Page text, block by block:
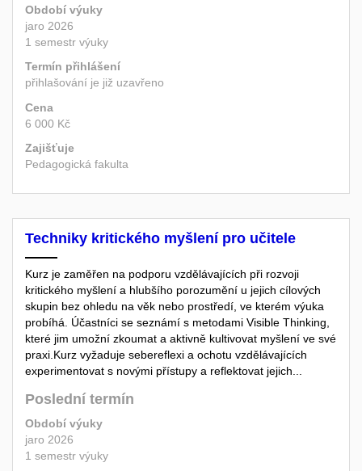
Období výuky
jaro 2026
1 semestr výuky
Termín přihlášení
přihlašování je již uzavřeno
Cena
6 000 Kč
Zajišťuje
Pedagogická fakulta
Techniky kritického myšlení pro učitele
Kurz je zaměřen na podporu vzdělávajících při rozvoji
kritického myšlení a hlubšího porozumění u jejich cílových
skupin bez ohledu na věk nebo prostředí, ve kterém výuka
probíhá. Účastníci se seznámí s metodami Visible Thinking,
které jim umožní zkoumat a aktivně kultivovat myšlení ve své
praxi.Kurz vyžaduje sebereflexi a ochotu vzdělávajících
experimentovat s novými přístupy a reflektovat jejich...
Poslední termín
Období výuky
jaro 2026
1 semestr výuky